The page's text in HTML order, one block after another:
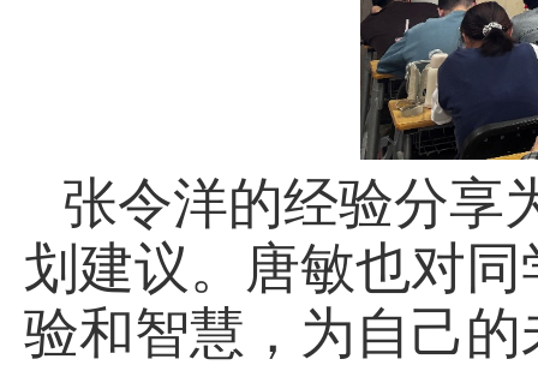
张令洋的经验分享
划建议。唐敏也对
验和智慧，为自己